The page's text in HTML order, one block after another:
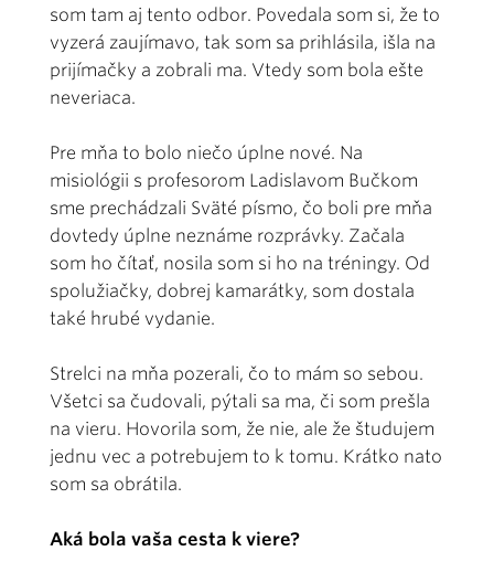
som tam aj tento odbor. Povedala som si, že to
vyzerá zaujímavo, tak som sa prihlásila, išla na
prijímačky a zobrali ma. Vtedy som bola ešte
neveriaca.
Pre mňa to bolo niečo úplne nové. Na
misiológii s profesorom Ladislavom Bučkom
sme prechádzali Sväté písmo, čo boli pre mňa
dovtedy úplne neznáme rozprávky. Začala
som ho čítať, nosila som si ho na tréningy. Od
spolužiačky, dobrej kamarátky, som dostala
také hrubé vydanie.
Strelci na mňa pozerali, čo to mám so sebou.
Všetci sa čudovali, pýtali sa ma, či som prešla
na vieru. Hovorila som, že nie, ale že študujem
jednu vec a potrebujem to k tomu. Krátko nato
som sa obrátila.
Aká bola vaša cesta k viere?